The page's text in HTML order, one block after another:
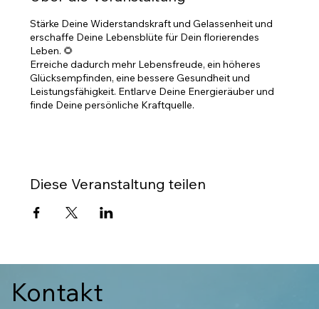
Stärke Deine Widerstandskraft und Gelassenheit und
erschaffe Deine Lebensblüte für Dein florierendes
Leben. 🌻
Erreiche dadurch mehr Lebensfreude, ein höheres
Glücksempfinden, eine bessere Gesundheit und
Leistungsfähigkeit. Entlarve Deine Energieräuber und
finde Deine persönliche Kraftquelle.
Diese Veranstaltung teilen
Kontakt